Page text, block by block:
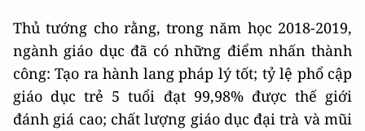
Thủ tướng cho rằng, trong năm học 2018-2019,
ngành giáo dục đã có những điểm nhấn thành
công: Tạo ra hành lang pháp lý tốt; tỷ lệ phổ cập
giáo dục trẻ 5 tuổi đạt 99,98% được thế giới
đánh giá cao; chất lượng giáo dục đại trà và mũi